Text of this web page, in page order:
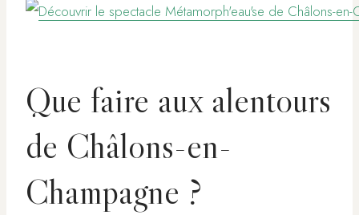
Que faire aux alentours
de Châlons-en-
Champagne ?